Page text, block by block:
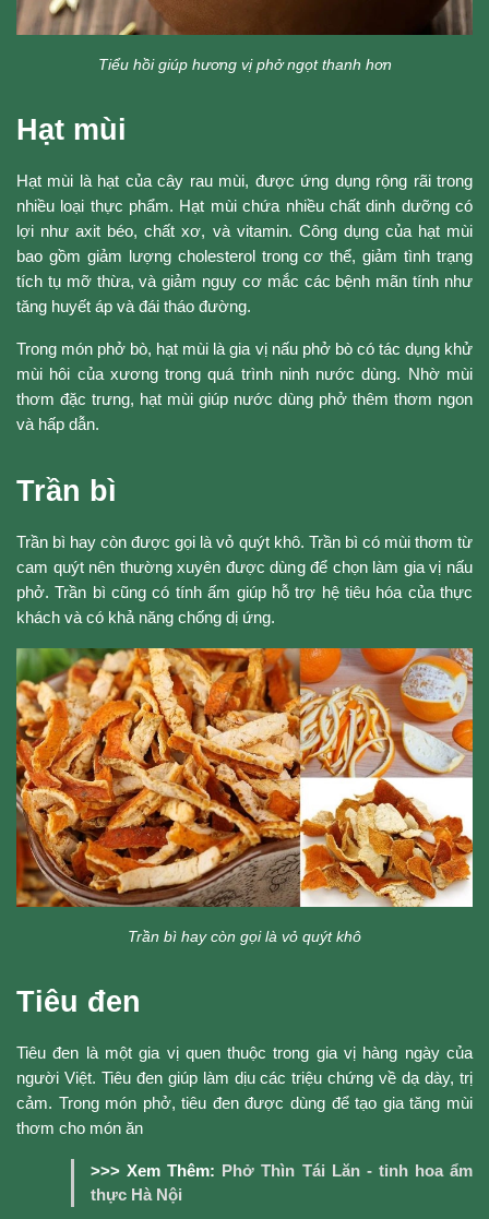
Tiểu hồi giúp hương vị phở ngọt thanh hơn
Hạt mùi
Hạt mùi là hạt của cây rau mùi, được ứng dụng rộng rãi trong
nhiều loại thực phẩm. Hạt mùi chứa nhiều chất dinh dưỡng có
lợi như axit béo, chất xơ, và vitamin. Công dụng của hạt mùi
bao gồm giảm lượng cholesterol trong cơ thể, giảm tình trạng
tích tụ mỡ thừa, và giảm nguy cơ mắc các bệnh mãn tính như
tăng huyết áp và đái tháo đường.
Trong món phở bò, hạt mùi là gia vị nấu phở bò có tác dụng khử
mùi hôi của xương trong quá trình ninh nước dùng. Nhờ mùi
thơm đặc trưng, hạt mùi giúp nước dùng phở thêm thơm ngon
và hấp dẫn.
Trần bì
Trần bì hay còn được gọi là vỏ quýt khô. Trần bì có mùi thơm từ
cam quýt nên thường xuyên được dùng để chọn làm gia vị nấu
phở. Trần bì cũng có tính ấm giúp hỗ trợ hệ tiêu hóa của thực
khách và có khả năng chống dị ứng.
Trần bì hay còn gọi là vỏ quýt khô
Tiêu đen
Tiêu đen là một gia vị quen thuộc trong gia vị hàng ngày của
người Việt. Tiêu đen giúp làm dịu các triệu chứng về dạ dày, trị
cảm. Trong món phở, tiêu đen được dùng để tạo gia tăng mùi
thơm cho món ăn
>>> Xem Thêm:
Phở Thìn Tái Lăn - tinh hoa ẩm
thực Hà Nội